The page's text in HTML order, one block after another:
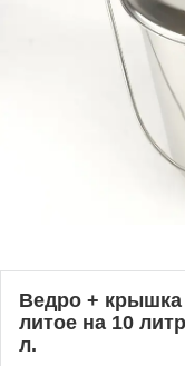
Ведро +
литое на 10
л.